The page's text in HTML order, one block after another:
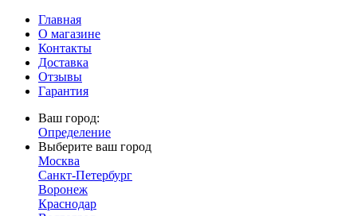
Главная
О магазине
Контакты
Доставка
Отзывы
Гарантия
Ваш город:
Определение
Выберите ваш город
Москва
Санкт-Петербург
Воронеж
Краснодар